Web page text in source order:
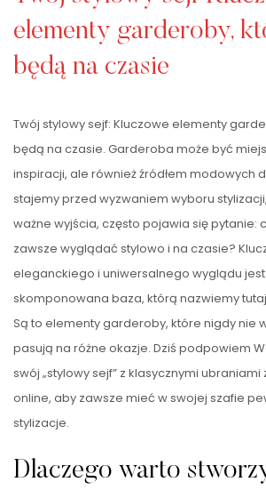
elementy garderoby,
będą na czasie
Twój stylowy sejf: Kluczowe elementy
będą na czasie. Garderoba może być
inspiracji, ale również źródłem modowych
stajemy przed wyzwaniem wyboru
ważne wyjścia, często pojawia się pytanie:
zawsze wyglądać stylowo i na czasie?
eleganckiego i uniwersalnego wyglądu
skomponowana baza, którą nazwiemy
Są to elementy garderoby, które nigdy nie
pasują na różne okazje. Dziś podpowiem
swój „stylowy sejf” z klasycznymi ubraniami
online, aby zawsze mieć w swojej szafie
stylizacje.
Dlaczego warto